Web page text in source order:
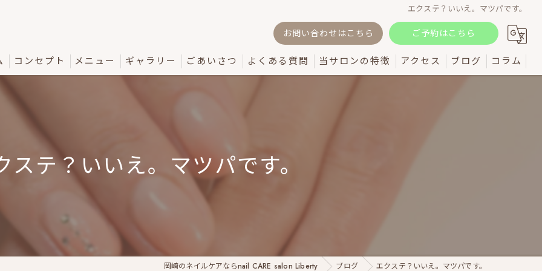
エクステ？いいえ。マツパです。
お問い合わせはこちら ご予約はこちら
コンセプト メニュー ギャラリー ごあいさつ よくある質問 当サロンの特徴 アクセス ブログ コラム
ステ？いいえ。マツパです。
岡崎のネイルケアならnail CARE salon Liberty ブログ エクステ？いいえ。マツパです。